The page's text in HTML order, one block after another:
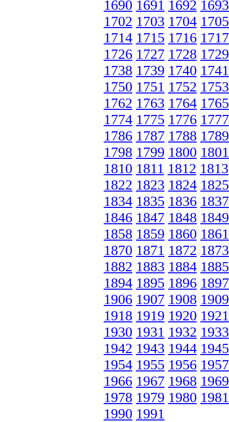
1690 1691 1692 1693
1702 1703 1704 1705
1714 1715 1716 1717
1726 1727 1728 1729
1738 1739 1740 1741
1750 1751 1752 1753
1762 1763 1764 1765
1774 1775 1776 1777
1786 1787 1788 1789
1798 1799 1800 1801
1810 1811 1812 1813
1822 1823 1824 1825
1834 1835 1836 1837
1846 1847 1848 1849
1858 1859 1860 1861
1870 1871 1872 1873
1882 1883 1884 1885
1894 1895 1896 1897
1906 1907 1908 1909
1918 1919 1920 1921
1930 1931 1932 1933
1942 1943 1944 1945
1954 1955 1956 1957
1966 1967 1968 1969
1978 1979 1980 1981
1990 1991